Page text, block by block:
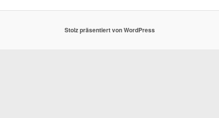
Stolz präsentiert von WordPress